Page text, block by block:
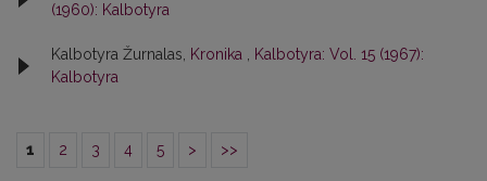
(1960): Kalbotyra
Kalbotyra Žurnalas, Kronika
Kalbotyra: Vol. 15 (1967):
Kalbotyra
1 2 3 4 5 > >>